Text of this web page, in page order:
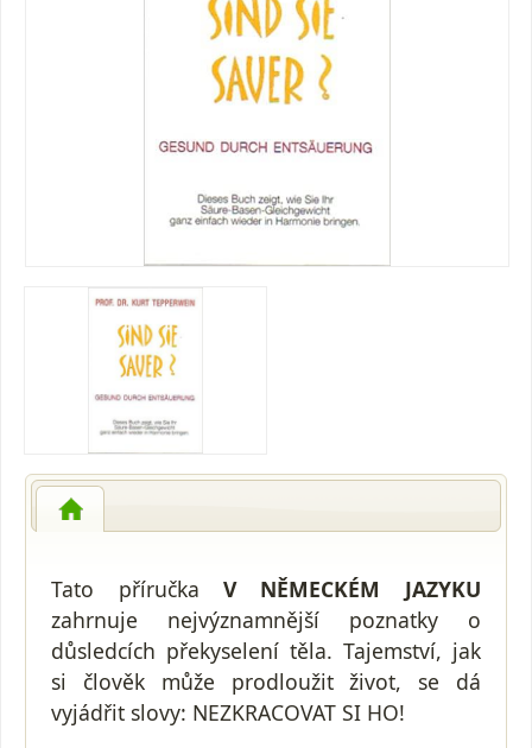
Tato příručka V NĚMECKÉM JAZYKU
zahrnuje nejvýznamnější poznatky o
důsledcích překyselení těla. Tajemství, jak
si člověk může prodloužit život, se dá
vyjádřit slovy: NEZKRACOVAT SI HO!